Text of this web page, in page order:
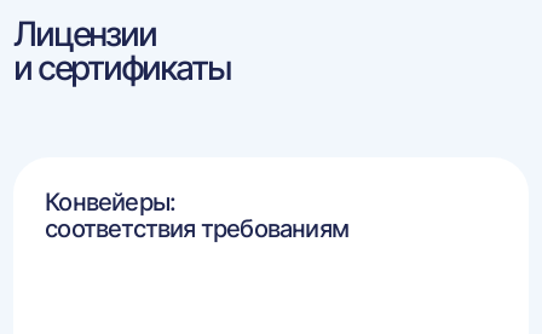
Лицензии
и сертификаты
Конвейеры:
соответствия требованиям